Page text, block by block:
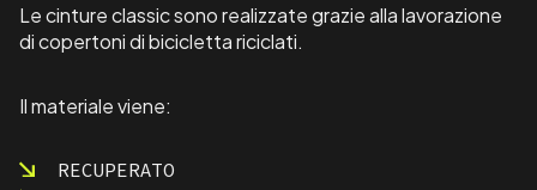
Le cinture classic sono realizzate grazie alla lavorazione
di copertoni di bicicletta riciclati.
Il materiale viene:
RECUPERATO